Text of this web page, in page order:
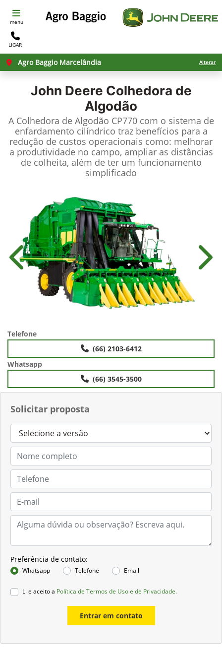
menu
LIGAR
Agro Baggio Marcelândia Alterar
John Deere Colhedora de
Algodão
A Colhedora de Algodão CP770 com o sistema de
enfardamento cilíndrico traz benefícios para a
redução de custos operacionais como: melhorar
a produtividade no campo, ampliar as distâncias
de colheita, além de ter um funcionamento
simplificado
Solicitar proposta
Preferência de contato:
Whatsapp Telefone Email
Li e aceito a Política de Termos de Uso e de Privacidade.
Entrar em contato
Anterior
Telefone
(66) 2103-6412
Whatsapp
(66) 3545-3500